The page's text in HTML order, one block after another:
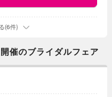
(6件)
のブライダルフェア